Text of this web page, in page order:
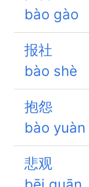
bào gào
报社
bào shè
抱怨
bào yuàn
悲观